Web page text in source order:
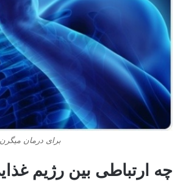
برای درمان
چه ارتباطی بین رژیم